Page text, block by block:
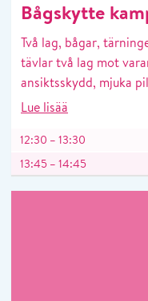
Bågskytte
Två lag, bågar,
tävlar två lag mot
ansiktsskydd, mjuka
Lue lisää
12:30 – 13:30
13:45 – 14:45